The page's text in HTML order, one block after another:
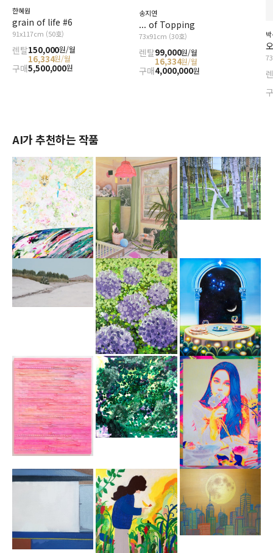
한혜원
grain of life #6
91x117cm (50호)
렌탈150,000원/월
16,334원/월
구매5,500,000원
송지연
... of Topping
73x91cm (30호)
렌탈99,000원/월
16,334원/월
구매4,000,000원
AI가 추천하는 작품